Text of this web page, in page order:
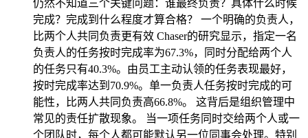
仍然不知道三个关键问题：谁最终负责？具体什么时候
完成？完成到什么程度才算合格？ 一个明确的负责人，
比两个人共同负责更有效 Chaser的研究显示，指定一名
负责人的任务按时完成率为67.3%，同时分配给两个人
的任务只有40.3%。由员工主动认领的任务表现最好，
按时完成率达到70.9%。单一负责人任务按时完成的可
能性，比两人共同负责高66.8%。 这背后是组织管理中
常见的责任扩散现象。 当一项任务同时交给两个人或一
个团队时，每个人都可能默认另一位同事会处理。特别